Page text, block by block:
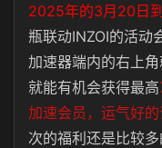
2025年的3月20日
瓶联动INZOI的活动
加速器端内的右上
就能有机会获得最高
加速会员，运气好
次的福利还是比较